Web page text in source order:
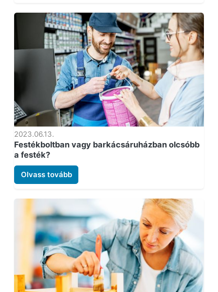
2023.06.13.
Festékboltban vagy barkácsáruházban olcsóbb
a festék?
Olvass tovább